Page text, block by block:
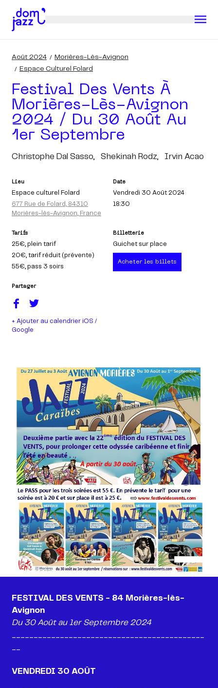
Août 2024
Morières-Lès-Avignon
Espace Culturel Folard
Festival Des Vents À
Morières-Lès-Avignon
2024 / Du 30 Août Au
1er Septembre
Christophe Dal Sasso, Shekinah Rodz, Irvin Acao
Lieu
Espace culturel Folard
677 Rue de Folard, 84310
Morières-lès-Avignon, France
Date
Vendredi 30 Août 2024
18:30
Tarifs
25€, plein tarif
20€, tarif réduit (prévente)
55€, pass 3 soirs
Billetterie
Guichet sur place
Acheter les billets
Partager
+ Ajouter au calendrier iOS /
Google
FESTIVAL DES VENTS - 84 Morières-lès-
VENDREDI 30 AOÛT